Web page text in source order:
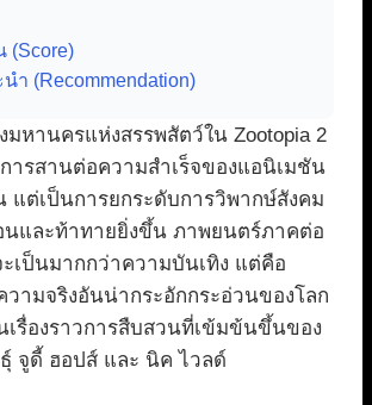
(Score)
ำ (Recommendation)
มหานครแห่งสรรพสัตว์ใน Zootopia 2
ารสานต่อความสำเร็จของแอนิเมชัน
ต่เป็นการยกระดับการวิพากษ์สังคม
และท้าทายยิ่งขึ้น ภาพยนตร์ภาคต่อ
เป็นมากกว่าความบันเทิง แต่คือ
วามจริงอันน่ากระอักกระอ่วนของโลก
รื่องราวการสืบสวนที่เข้มข้นขึ้นของ
จูดี้ ฮอปส์ และ นิค ไวลด์